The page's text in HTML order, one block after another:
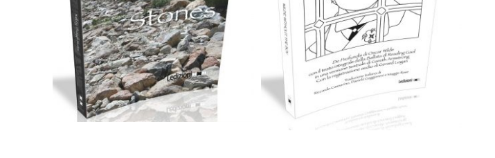
12,00€
Aggiungi al carrello
Cartaceo eBook in ePub
5,99€ 15,00€
Scegli